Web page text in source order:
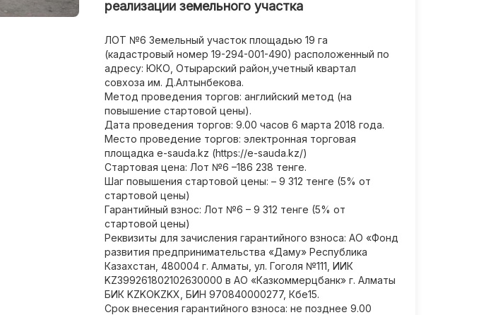
реализации земельного участка
ЛОТ №6 Земельный участок площадью 19 га
(кадастровый номер 19-294-001-490) расположенный по
адресу: ЮКО, Отырарский район,учетный квартал
совхоза им. Д.Алтынбекова.
Метод проведения торгов: английский метод (на
повышение стартовой цены).
Дата проведения торгов: 9.00 часов 6 марта 2018 года.
Место проведение торгов: электронная торговая
площадка e-sauda.kz (https://e-sauda.kz/)
Стартовая цена: Лот №6 –186 238 тенге.
Шаг повышения стартовой цены: – 9 312 тенге (5% от
стартовой цены)
Гарантийный взнос: Лот №6 – 9 312 тенге (5% от
стартовой цены)
Реквизиты для зачисления гарантийного взноса: АО «Фонд
развития предпринимательства «Даму» Республика
Казахстан, 480004 г. Алматы, ул. Гоголя №111, ИИК
KZ399261802102630000 в АО «Казкоммерцбанк» г. Алматы
БИК KZKOKZKX, БИН 970840000277, Кбе15.
Срок внесения гарантийного взноса: не позднее 9.00